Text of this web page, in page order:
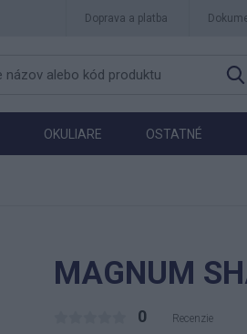
Doprava a platba
OKULIARE OSTATNÉ
MAGNUM
0 Recenzie